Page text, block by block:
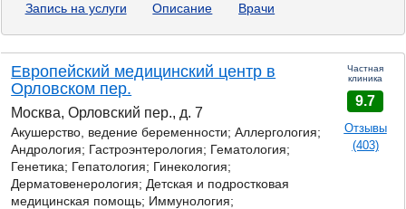
Запись на услуги Описание Врачи
Европейский медицинский центр в
Орловском пер.
Москва, Орловский пер., д. 7
Акушерство, ведение беременности; Аллергология;
Андрология; Гастроэнтерология; Гематология;
Генетика; Гепатология; Гинекология;
Дерматовенерология; Детская и подростковая
медицинская помощь; Иммунология;
Частная
клиника
9.7
Отзывы
(403)